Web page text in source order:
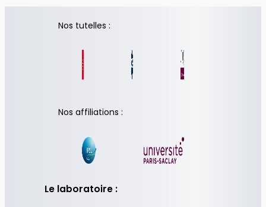
Nos tutelles :
Nos affiliations :
Le laboratoire :